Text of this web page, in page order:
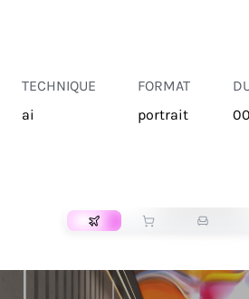
TECHNIQUE
ai
FORMAT
portrait